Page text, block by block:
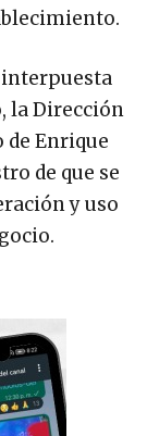
interpuesta
la Dirección
de Enrique
de que se
y uso